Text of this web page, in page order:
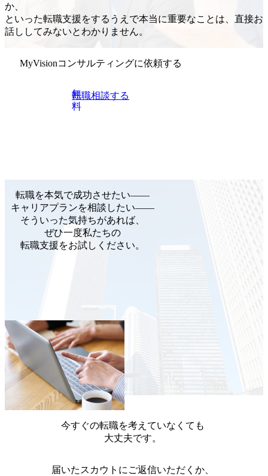
か、
といった転職支援をするうえで本当に重要なことは、直接お
話ししてみないとわかりません。
MyVisionコンサルティングに依頼する
無
料
転職相談する
転職を本気で成功させたい——
キャリアプランを相談したい——
そういった気持ちがあれば、
ぜひ一度私たちの
転職支援をお試しください。
今すぐの転職を考えていなくても
大丈夫です。
届いたスカウトにご返信いただくか、